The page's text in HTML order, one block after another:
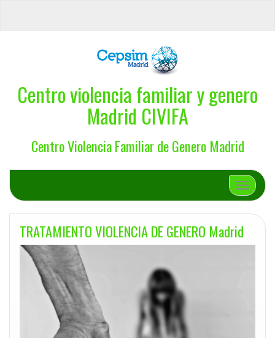
Centro violencia familiar y genero
Madrid CIVIFA
Centro Violencia Familiar de Genero Madrid
Cambiar
TRATAMIENTO VIOLENCIA DE GENERO Madrid